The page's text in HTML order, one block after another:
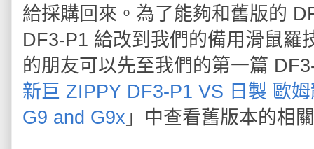
給採購回來。為了能夠和舊版的
DF3-P1 給改到我們的備用滑鼠羅
的朋友可以先至我們的第一篇
新巨 ZIPPY DF3-P1 VS 日製 歐
G9 and G9x 」中查看舊版本的相